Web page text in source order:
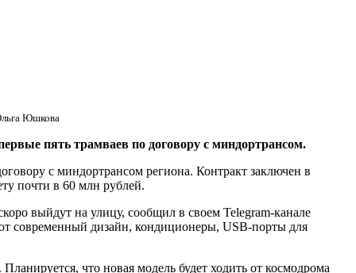
Юшкова
пять трамваев по договору с миндортрансом.
с миндортрансом региона. Контракт заключен в
почти в 60 млн рублей.
выйдут на улицу, сообщил в своем Telegram-канале
современный дизайн, кондиционеры, USB-порты для
что новая модель будет ходить от космодрома